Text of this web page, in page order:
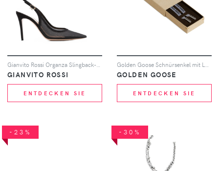
GIANVITO ROSSI
ENTDECKEN SIE
GOLDEN GOOSE
ENTDECKEN SIE
-23% -30%